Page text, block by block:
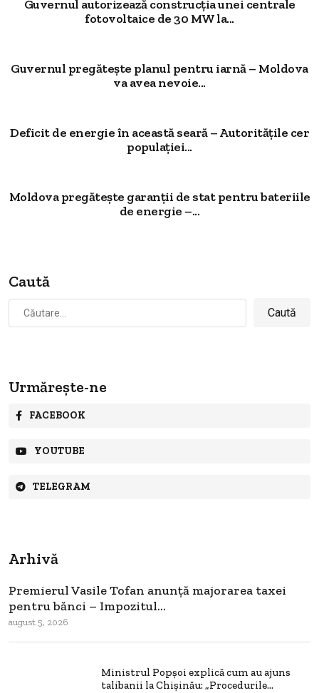
Guvernul autorizează construcția unei centrale
fotovoltaice de 30 MW la...
Guvernul pregătește planul pentru iarnă – Moldova
va avea nevoie...
Deficit de energie în această seară – Autoritățile cer
populației...
Moldova pregătește garanții de stat pentru bateriile
de energie –...
Caută
Caută
după:
Urmărește-ne
FACEBOOK
YOUTUBE
TELEGRAM
Arhivă
Premierul Vasile Tofan anunță majorarea taxei
pentru bănci – Impozitul...
august 5, 2026
Ministrul Popșoi explică cum au ajuns
talibanii la Chișinău: „Procedurile...